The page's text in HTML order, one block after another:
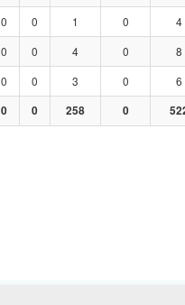
0 0 1 0 4
0 0 4 0 8
0 0 3 0 6
0 0 258 0